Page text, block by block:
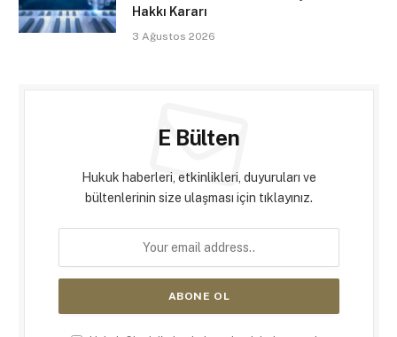
Hakkı Kararı
3 Ağustos 2026
E Bülten
Hukuk haberleri, etkinlikleri, duyuruları ve
bültenlerinin size ulaşması için tıklayınız.